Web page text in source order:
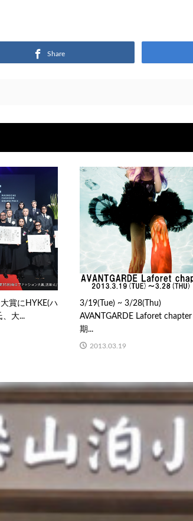
Share
賞にHYKE(ハ
、大...
3/19(Tue) ~ 3/28(Thu)
AVANTGARDE Laforet chapter
期...
2013.03.19